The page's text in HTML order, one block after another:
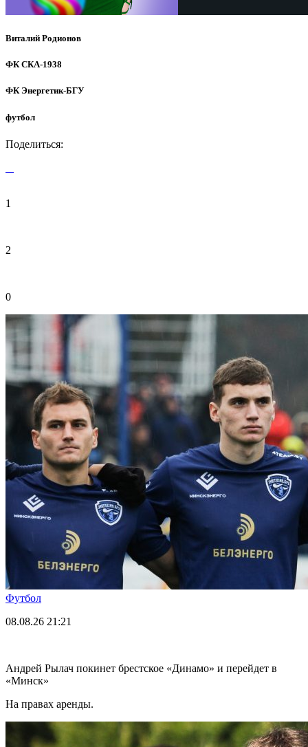
Виталий Родионов
ФК СКА-1938
ФК Энергетик-БГУ
футбол
Поделиться:
1
2
0
Футбол
08.08.26 21:21
Андрей Рылач покинет брестское «Динамо» и перейдет в
«Минск»
На правах аренды.